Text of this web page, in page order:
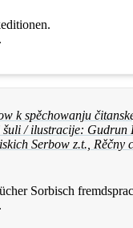
.
k spěchowanju
šuli / ilustracije:
Serbow z.t., Rěčny
Sorbisch
.